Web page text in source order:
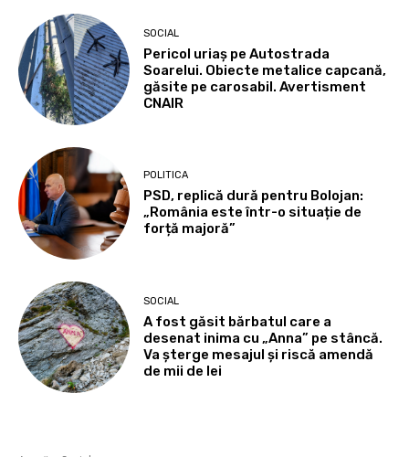
SOCIAL
Pericol uriaș pe Autostrada
Soarelui. Obiecte metalice capcană,
găsite pe carosabil. Avertisment
CNAIR
POLITICA
PSD, replică dură pentru Bolojan:
„România este într-o situație de
forță majoră”
SOCIAL
A fost găsit bărbatul care a
desenat inima cu „Anna” pe stâncă.
Va șterge mesajul și riscă amendă
de mii de lei